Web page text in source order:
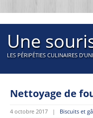
Une
LES PÉRIPÉTIES CULINAIRES
Nettoyage de
4 octobre 2017 | Biscuits et